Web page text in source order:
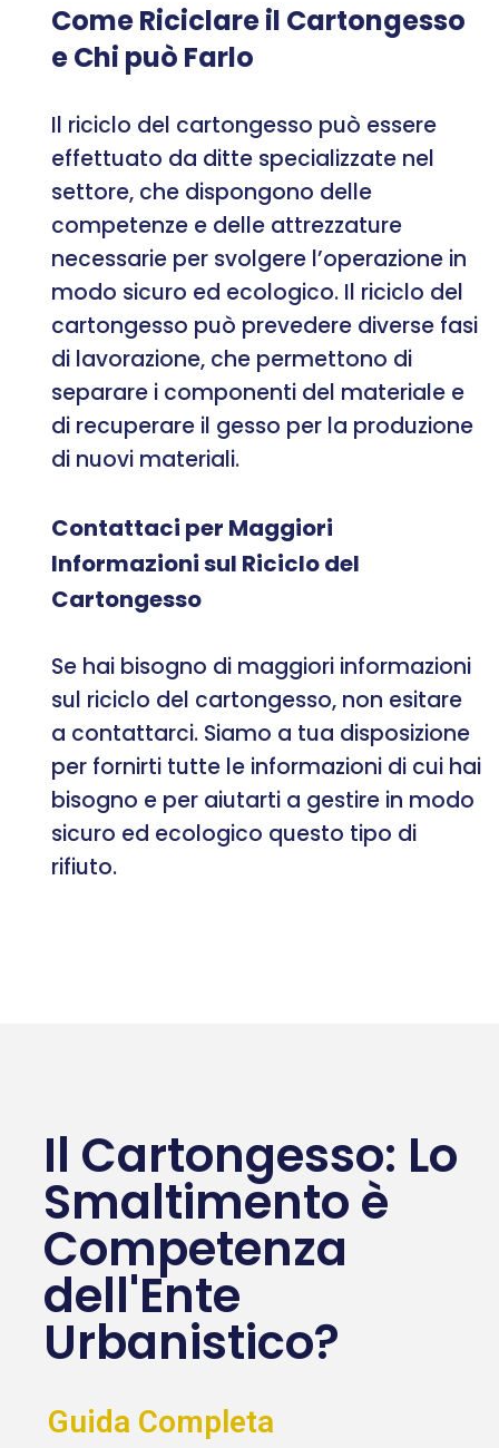
Come Riciclare il Cartongesso
e Chi può Farlo
Il riciclo del cartongesso può essere
effettuato da ditte specializzate nel
settore, che dispongono delle
competenze e delle attrezzature
necessarie per svolgere l’operazione in
modo sicuro ed ecologico. Il riciclo del
cartongesso può prevedere diverse fasi
di lavorazione, che permettono di
separare i componenti del materiale e
di recuperare il gesso per la produzione
di nuovi materiali.
Contattaci per Maggiori
Informazioni sul Riciclo del
Cartongesso
Se hai bisogno di maggiori informazioni
sul riciclo del cartongesso, non esitare
a contattarci. Siamo a tua disposizione
per fornirti tutte le informazioni di cui hai
bisogno e per aiutarti a gestire in modo
sicuro ed ecologico questo tipo di
rifiuto.
Il Cartongesso: Lo
Smaltimento è
Competenza
dell'Ente
Urbanistico?
Guida Completa